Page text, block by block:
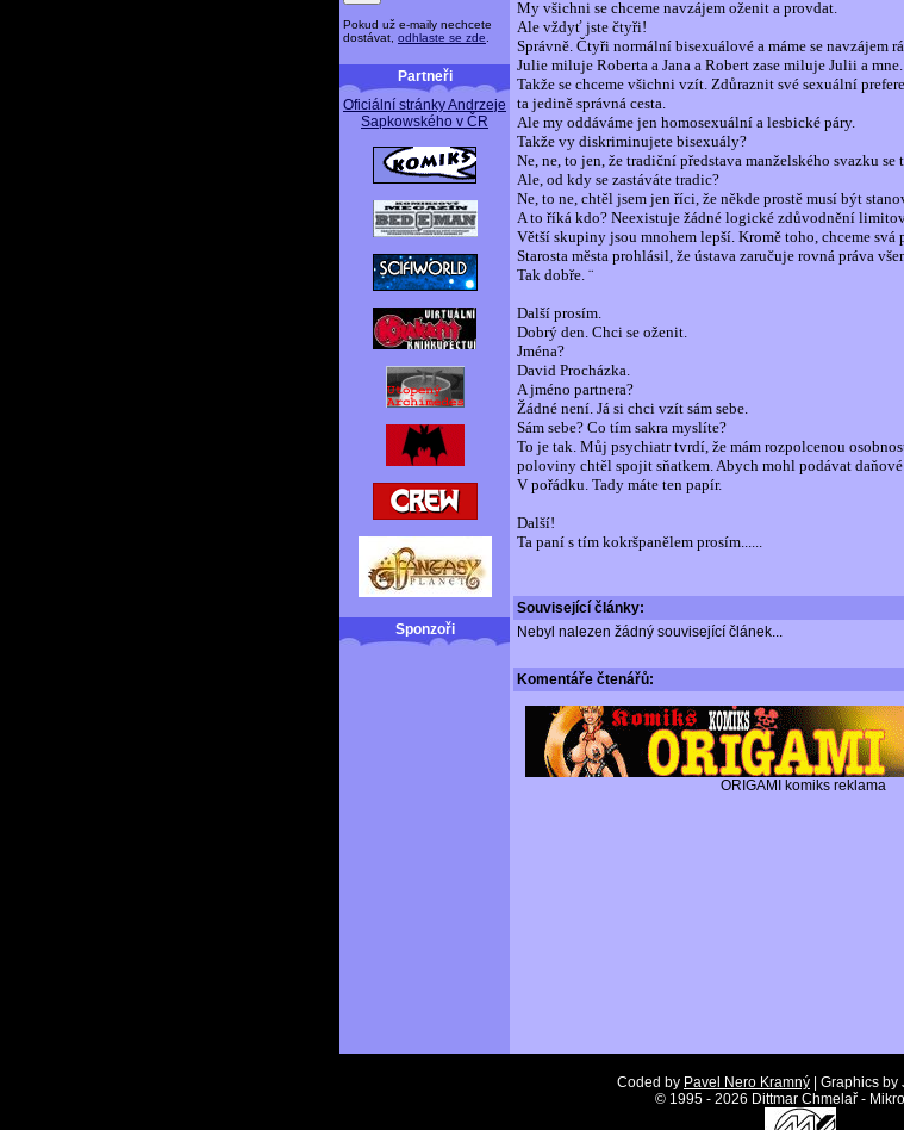
Pokud už e-maily nechcete
dostávat, odhlaste se zde
Partneři
Oficiální stránky Andrzeje
Sapkowského v ČR
Sponzoři
My všichni se chceme navzájem oženit a provdat.
Ale vždyť jste čtyři!
Správně. Čtyři normální bisexuálové a máme se navzájem
Julie miluje Roberta a Jana a Robert zase miluje Julii a mne.
Takže se chceme všichni vzít. Zdůraznit své sexuální
ta jedině správná cesta.
Ale my oddáváme jen homosexuální a lesbické páry.
Takže vy diskriminujete bisexuály?
Ne, ne, to jen, že tradiční představa manželského svazku se
Ale, od kdy se zastáváte tradic?
Ne, to ne, chtěl jsem jen říci, že někde prostě musí být
A to říká kdo? Neexistuje žádné logické zdůvodnění
Větší skupiny jsou mnohem lepší. Kromě toho, chceme svá
Starosta města prohlásil, že ústava zaručuje rovná práva
Tak dobře. ¨
Další prosím.
Dobrý den. Chci se oženit.
Jména?
David Procházka.
A jméno partnera?
Žádné není. Já si chci vzít sám sebe.
Sám sebe? Co tím sakra myslíte?
To je tak. Můj psychiatr tvrdí, že mám rozpolcenou
poloviny chtěl spojit sňatkem. Abych mohl podávat
V pořádku. Tady máte ten papír.
Další!
Ta paní s tím kokršpanělem prosím......
Související články:
Nebyl nalezen žádný související článek...
Komentáře čtenářů:
ORIGAMI komiks reklama
Coded by Pavel Nero Kramný | Graphics
© 1995 - 2026 Dittmar Chmelař -